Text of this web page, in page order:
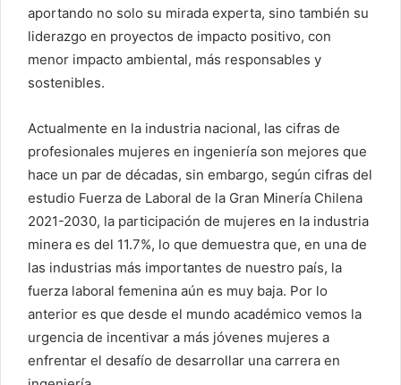
aportando no solo su mirada experta, sino también su
liderazgo en proyectos de impacto positivo, con
menor impacto ambiental, más responsables y
sostenibles.
Actualmente en la industria nacional, las cifras de
profesionales mujeres en ingeniería son mejores que
hace un par de décadas, sin embargo, según cifras del
estudio Fuerza de Laboral de la Gran Minería Chilena
2021-2030, la participación de mujeres en la industria
minera es del 11.7%, lo que demuestra que, en una de
las industrias más importantes de nuestro país, la
fuerza laboral femenina aún es muy baja. Por lo
anterior es que desde el mundo académico vemos la
urgencia de incentivar a más jóvenes mujeres a
enfrentar el desafío de desarrollar una carrera en